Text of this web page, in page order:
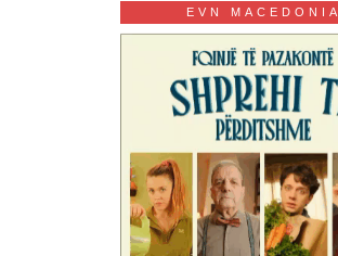
EVN MACEDONIA